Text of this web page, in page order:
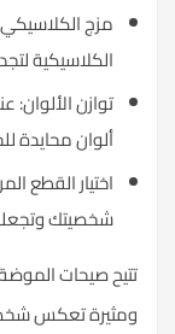
مزج
الكلاسيكية
توازن الألوان:
ألوان محايدة
اختيار القطع
شخصيتك
تتيح صيحات
ومثيرة تعكس